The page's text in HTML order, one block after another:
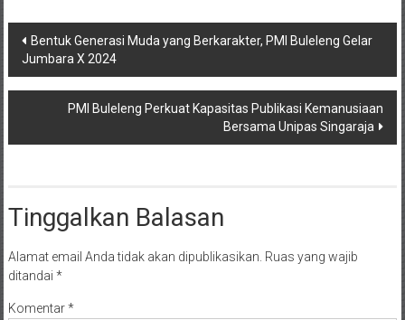
Navigasi
pos
Bentuk Generasi Muda yang Berkarakter, PMI Buleleng Gelar
Jumbara X 2024
PMI Buleleng Perkuat Kapasitas Publikasi Kemanusiaan
Bersama Unipas Singaraja
Tinggalkan Balasan
Alamat email Anda tidak akan dipublikasikan. Ruas yang wajib
ditandai *
Komentar*